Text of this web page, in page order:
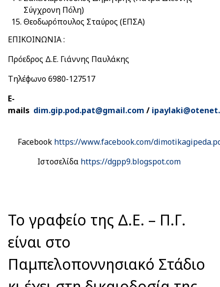
Σύγχρονη Πόλη)
Θεοδωρόπουλος Σταύρος (ΕΠΣΑ)
ΕΠΙΚΟΙΝΩΝΙΑ :
Πρόεδρος Δ.Ε. Γιάννης Παυλάκης
Τηλέφωνο 6980-127517
E-
mails dim.gip.pod.pat@gmail.com /
Facebook https://www.facebook.com/
Ιστοσελίδα https://dgpp9.blogspot.com
Το γραφείο της Δ.Ε. – Π.Γ.
είναι στο
Παμπελοποννησιακό Στάδιο